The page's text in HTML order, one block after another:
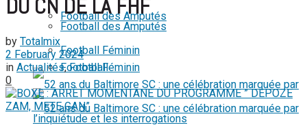
Football des Amputés
Football Féminin
Football des Amputés
Football Féminin
DU CN DE LA FHF
by Totalmix
2 February 2024
in Actualités,Football
0